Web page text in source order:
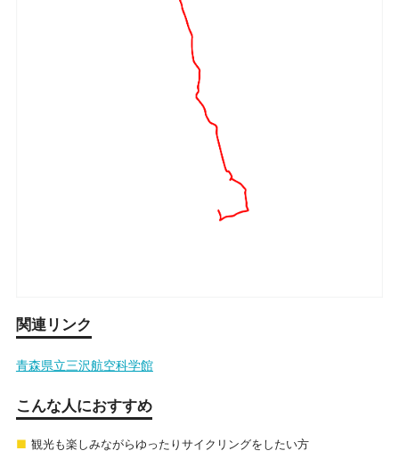
関連リンク
青森県立三沢航空科学館
こんな人におすすめ
観光も楽しみながらゆったりサイクリングをしたい方